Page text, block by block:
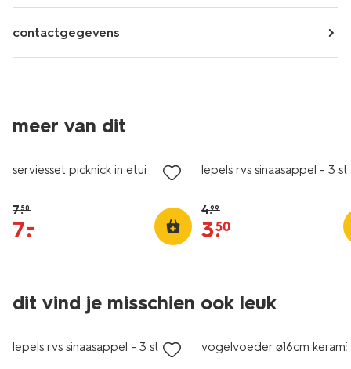
contactgegevens
meer van dit
sale
serviesset picknick in etui
7.50
7.
–
lepels rvs sinaasappel - 3
4.99
3.
50
dit vind je misschien ook leuk
sale
lepels rvs sinaasappel - 3 stuks vogelvoeder ⌀16cm